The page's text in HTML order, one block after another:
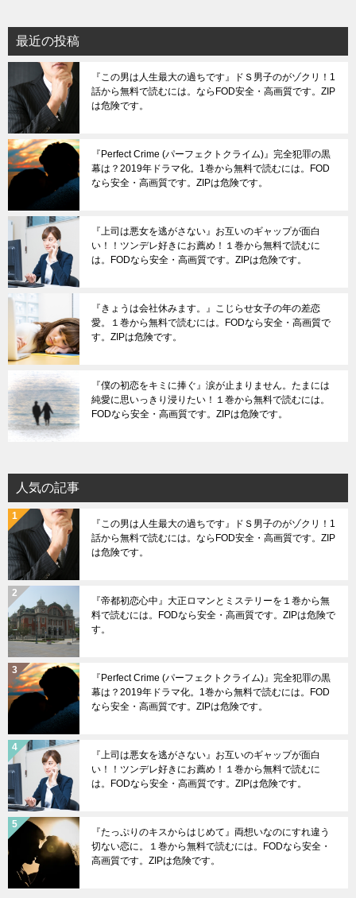
最近の投稿
『この男は人生最大の過ちです』ドＳ男子のがゾクリ！1
話から無料で読むには。ならFOD安全・高画質です。ZIP
は危険です。
『Perfect Crime (パーフェクトクライム)』完全犯罪の黒
幕は？2019年ドラマ化。1巻から無料で読むには。FOD
なら安全・高画質です。ZIPは危険です。
『上司は悪女を逃がさない』お互いのギャップが面白
い！！ツンデレ好きにお薦め！１巻から無料で読むに
は。FODなら安全・高画質です。ZIPは危険です。
『きょうは会社休みます。』こじらせ女子の年の差恋
愛。１巻から無料で読むには。FODなら安全・高画質で
す。ZIPは危険です。
『僕の初恋をキミに捧ぐ』涙が止まりません。たまには
純愛に思いっきり浸りたい！１巻から無料で読むには。
FODなら安全・高画質です。ZIPは危険です。
人気の記事
『この男は人生最大の過ちです』ドＳ男子のがゾクリ！1
話から無料で読むには。ならFOD安全・高画質です。ZIP
は危険です。
『帝都初恋心中』大正ロマンとミステリーを１巻から無
料で読むには。FODなら安全・高画質です。ZIPは危険で
す。
『Perfect Crime (パーフェクトクライム)』完全犯罪の黒
幕は？2019年ドラマ化。1巻から無料で読むには。FOD
なら安全・高画質です。ZIPは危険です。
『上司は悪女を逃がさない』お互いのギャップが面白
い！！ツンデレ好きにお薦め！１巻から無料で読むに
は。FODなら安全・高画質です。ZIPは危険です。
『たっぷりのキスからはじめて』両想いなのにすれ違う
切ない恋に。１巻から無料で読むには。FODなら安全・
高画質です。ZIPは危険です。